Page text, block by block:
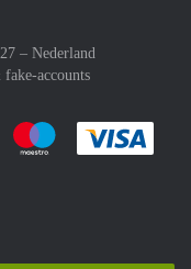
– Nederland
fake-accounts
:payment method
Pay easily with :payment
Pay easily with